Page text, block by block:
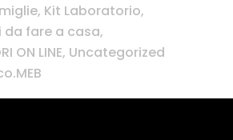
, Kit Laboratorio,
da fare a casa,
ON LINE, Uncategorized